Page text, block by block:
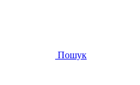
Пошук